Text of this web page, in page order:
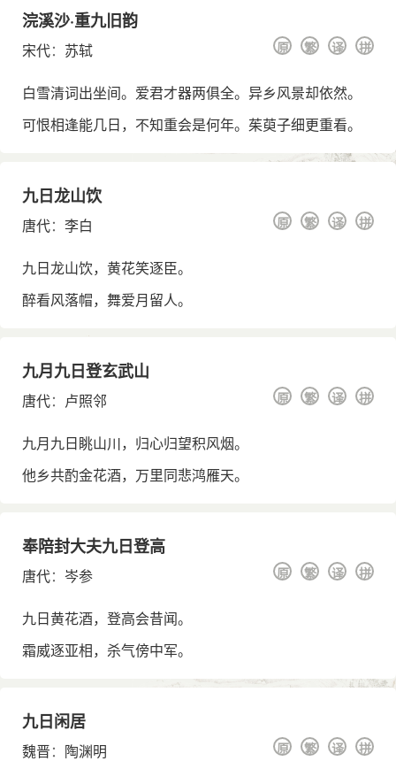
浣溪沙·重九旧韵
宋代： 苏轼 拼
译
繁
原
白雪清词出坐间。爱君才器两俱全。异乡风景却依然。
可恨相逢能几日，不知重会是何年。茱萸子细更重看。
九日龙山饮
唐代： 李白 拼
译
繁
原
九日龙山饮，黄花笑逐臣。
醉看风落帽，舞爱月留人。
九月九日登玄武山
唐代： 卢照邻 拼
译
繁
原
九月九日眺山川，归心归望积风烟。
他乡共酌金花酒，万里同悲鸿雁天。
奉陪封大夫九日登高
唐代： 岑参 拼
译
繁
原
九日黄花酒，登高会昔闻。
霜威逐亚相，杀气傍中军。
九日闲居
魏晋： 陶渊明 拼
译
繁
原